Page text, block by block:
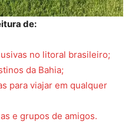
de:
no litoral brasileiro;
da Bahia;
para viajar em qualquer
e grupos de amigos.